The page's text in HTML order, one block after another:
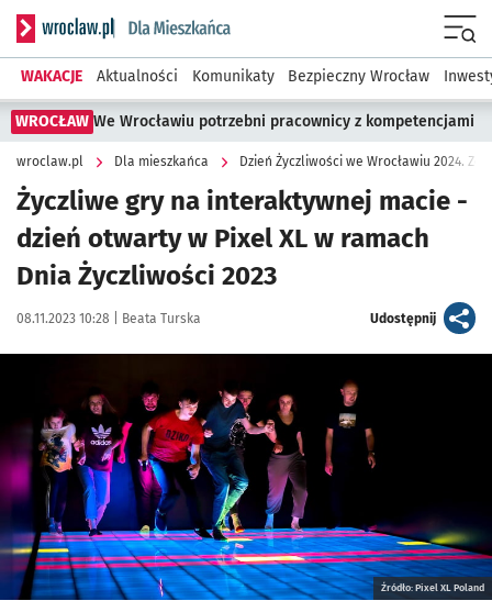
Serwis informacyjny wroclaw.pl podserwis: Dla mieszkańca
WAKACJE Aktualności Komunikaty Bezpieczny Wrocław
WROCŁAW We Wrocławiu potrzebni pracownicy z kompetencjami
wroclaw.pl Dla mieszkańca Dzień Życzliwości we Wrocławiu 2024.
Życzliwe gry na interaktywnej macie -
dzień otwarty w Pixel XL w ramach
Dnia Życzliwości 2023
Data publikacji:
08.11.2023 10:28 | Autor:
Beata Turska Udostępnijartykuł
Źródło: Pixel XL Poland